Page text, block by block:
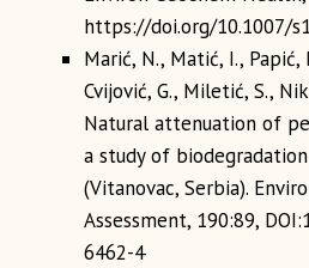
https://doi.org/10.1007/
Marić, N., Matić, I., Papić,
Cvijović, G., Miletić, S.,
Natural attenuation of
a study of
(Vitanovac, Serbia).
Assessment, 190:89,
6462-4